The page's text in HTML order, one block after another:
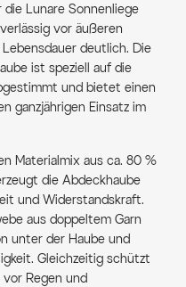
Lunare Sonnenliege
vor äußeren
deutlich. Die
ist speziell auf die
und bietet einen
ganzjährigen Einsatz im
Materialmix aus ca. 80 %
die Abdeckhaube
und Widerstandskraft.
aus doppeltem Garn
unter der Haube und
Gleichzeitig schützt
Regen und